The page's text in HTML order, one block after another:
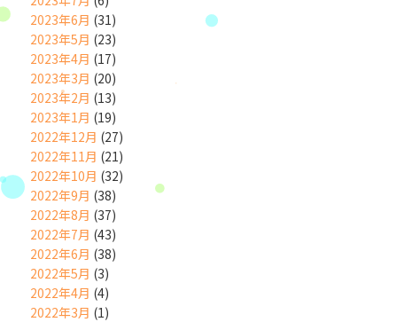
2023年6月 (31)
2023年5月 (23)
2023年4月 (17)
2023年3月 (20)
2023年2月 (13)
2023年1月 (19)
2022年12月 (27)
2022年11月 (21)
2022年10月 (32)
2022年9月 (38)
2022年8月 (37)
2022年7月 (43)
2022年6月 (38)
2022年5月 (3)
2022年4月 (4)
2022年3月 (1)